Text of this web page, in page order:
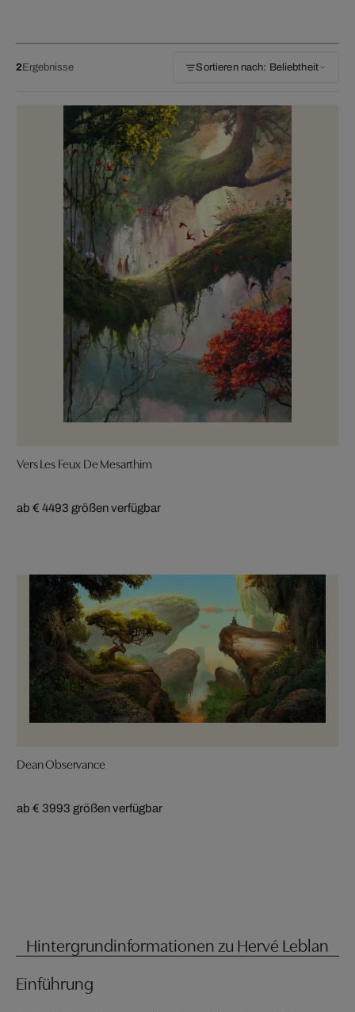
2Ergebnisse Sortieren nach: Beliebtheit
Vers Les Feux De Mesarthim
ab € 4493 größen verfügbar
Dean Observance
ab € 3993 größen verfügbar
Hintergrundinformationen zu Hervé Leblan
Einführung